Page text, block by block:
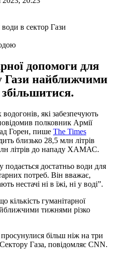
допомоги для
Гази найближчими
водогонів, які забезпечують
полковник Армії
Горен, пише The Times
близько 28,5 млн літрів
літрів до нападу ХАМАС.
подається достатньо води для
потреб. Він вважає,
нестачі ні в їжі, ні у воді”.
гуманітарної
тижнями різко
просунулися більш ніж на три
Газа, повідомляє CNN.